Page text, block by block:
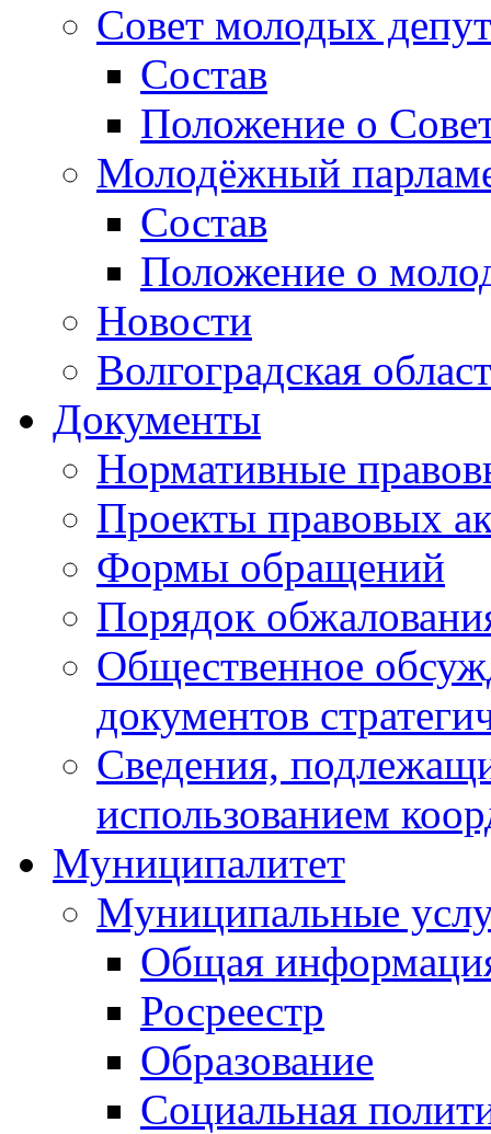
Совет молодых
Состав
Положение о
Молодёжный
Состав
Положение о
Новости
Волгоградская
Документы
Нормативные
Проекты правовых
Формы обращений
Порядок
Общественное
документов
Сведения,
использованием
Муниципалитет
Муниципальные
Общая
Росреестр
Образование
Социальная